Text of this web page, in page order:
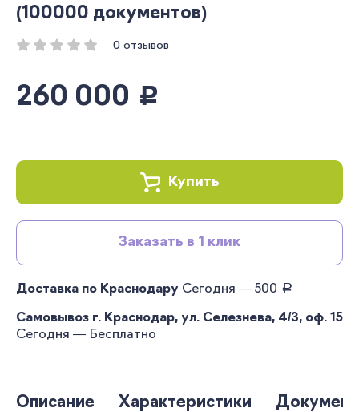
(100000 документов)
0 отзывов
260 000 руб.
Купить
Заказать в 1 клик
Доставка по Краснодару Сегодня — 500 руб.
Самовывоз г. Краснодар, ул. Селезнева, 4/3, оф. 15
Сегодня — Бесплатно
Описание Характеристики